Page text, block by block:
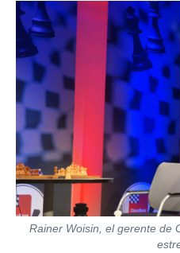
Rainer Woisin, el gerente de